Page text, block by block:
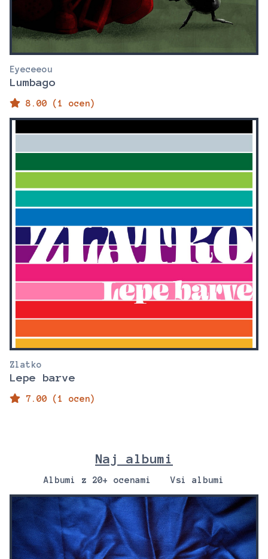
Eyeceeou
Lumbago
8.00 (1 ocen)
Zlatko
Lepe barve
7.00 (1 ocen)
Naj albumi
Albumi z 20+ ocenami Vsi albumi